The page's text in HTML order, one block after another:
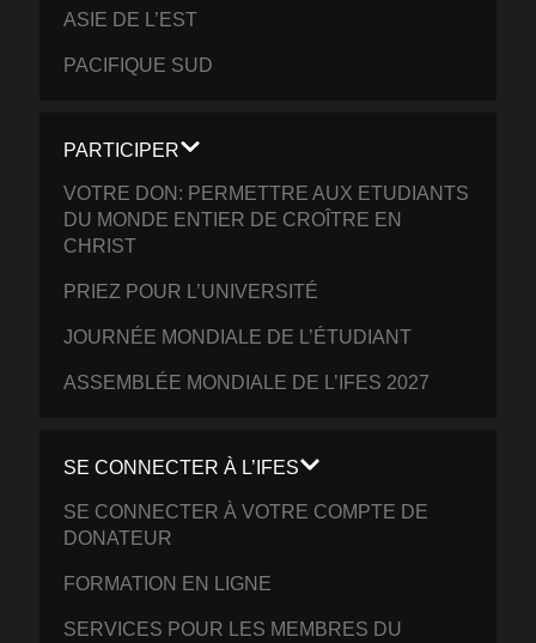
ASIE DE L’EST
PACIFIQUE SUD
PARTICIPER
VOTRE DON: PERMETTRE AUX ETUDIANTS
DU MONDE ENTIER DE CROÎTRE EN
CHRIST
PRIEZ POUR L’UNIVERSITÉ
JOURNÉE MONDIALE DE L’ÉTUDIANT
ASSEMBLÉE MONDIALE DE L’IFES 2027
SE CONNECTER À L’IFES
SE CONNECTER À VOTRE COMPTE DE
DONATEUR
FORMATION EN LIGNE
SERVICES POUR LES MEMBRES DU